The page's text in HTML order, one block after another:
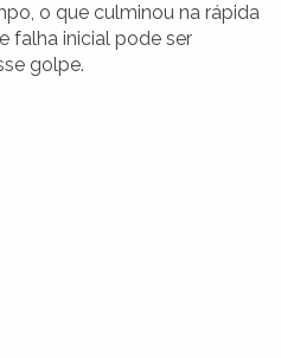
o que culminou na rápida
falha inicial pode ser
golpe.